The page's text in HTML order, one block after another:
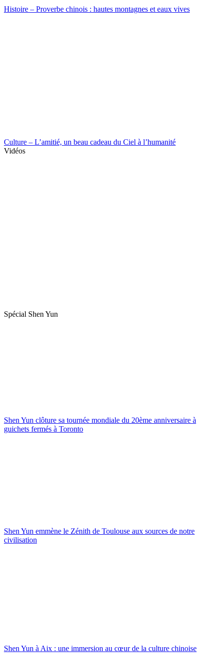
Histoire – Proverbe chinois : hautes montagnes et eaux vives
Culture – L’amitié, un beau cadeau du Ciel à l’humanité
Vidéos
Spécial Shen Yun
Shen Yun clôture sa tournée mondiale du 20ème anniversaire à
guichets fermés à Toronto
Shen Yun emmène le Zénith de Toulouse aux sources de notre
civilisation
Shen Yun à Aix : une immersion au cœur de la culture chinoise